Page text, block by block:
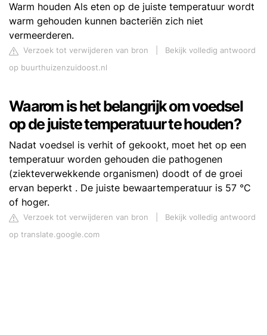
Warm houden Als eten op de juiste temperatuur wordt
warm gehouden kunnen bacteriën zich niet
vermeerderen.
Verzoek tot verwijderen van bron
Bekijk volledig antwoord
op buurthuizenzuidoost.nl
Waarom is het belangrijk om voedsel
op de juiste temperatuur te houden?
Nadat voedsel is verhit of gekookt, moet het op een
temperatuur worden gehouden die pathogenen
(ziekteverwekkende organismen) doodt of de groei
ervan beperkt . De juiste bewaartemperatuur is 57 °C
of hoger.
Verzoek tot verwijderen van bron
Bekijk volledig antwoord
op translate.google.com